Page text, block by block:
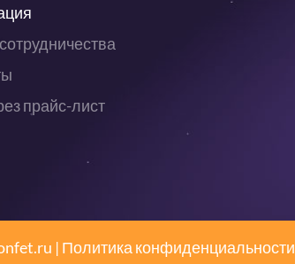
прайс-лист
| Политика конфиденциальности